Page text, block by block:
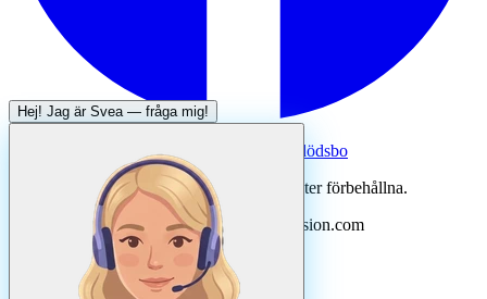
Dödsboofferter — hjälp med dödsbo
Svenska Hantverkare. Alla rättigheter förbehållna.
Uppdateradaugusti 2026· Drivs av N3ovision.com
Hej! Jag är Svea— fråga mig!